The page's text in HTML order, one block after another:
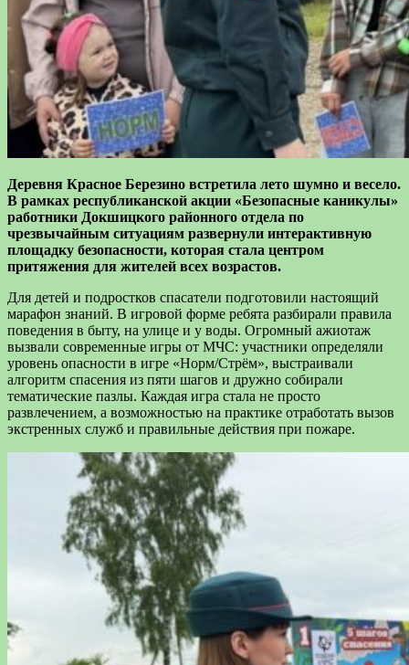
Деревня Красное Березино встретила лето шумно и весело.
В рамках республиканской акции «Безопасные каникулы»
работники Докшицкого районного отдела по
чрезвычайным ситуациям развернули интерактивную
площадку безопасности, которая стала центром
притяжения для жителей всех возрастов.
Для детей и подростков спасатели подготовили настоящий
марафон знаний. В игровой форме ребята разбирали правила
поведения в быту, на улице и у воды. Огромный ажиотаж
вызвали современные игры от МЧС: участники определяли
уровень опасности в игре «Норм/Стрём», выстраивали
алгоритм спасения из пяти шагов и дружно собирали
тематические пазлы. Каждая игра стала не просто
развлечением, а возможностью на практике отработать вызов
экстренных служб и правильные действия при пожаре.